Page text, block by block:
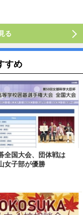
る
すめ
全国大会、団体戦は
女子部が優勝